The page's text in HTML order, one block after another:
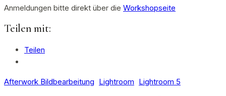
Anmeldungen bitte direkt über die Workshopseite
Teilen mit:
Teilen
Afterwork Bildbearbeitung Lightroom Lightroom 5